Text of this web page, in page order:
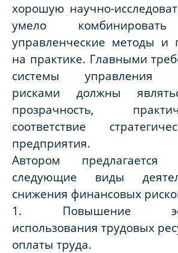
хорошую научно-
умело
управленческие методы и
на практике. Главными
системы управления
рисками должны
прозрачность,
соответствие
предприятия.
Автором предлагается
следующие виды
снижения финансовых
1. Повышение
использования трудовых
оплаты труда.